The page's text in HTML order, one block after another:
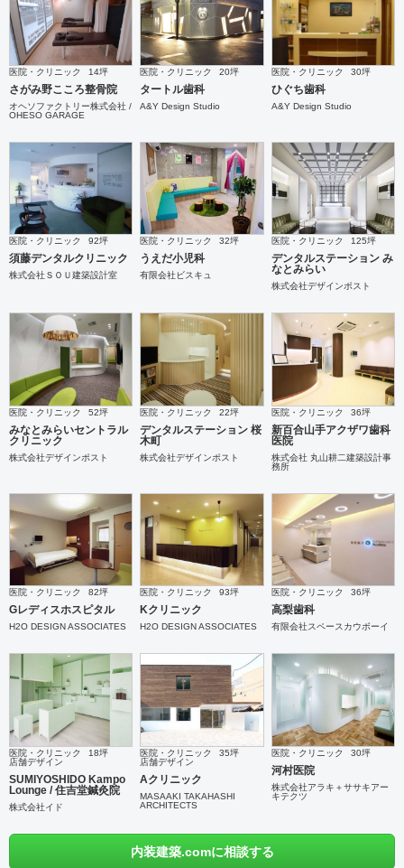
医院・クリニック 14坪
さがみ野こころ整骨院
オヘソファクトリー株式会社 /
OHESO GARAGE
医院・クリニック 20坪
タートル歯科
A&Y Design Studio
医院・クリニック 30坪
ひぐち歯科
A&Y Design Studio
医院・クリニック 92坪
須藤デンタルクリニック
株式会社ＳＯＵ建築設計室
医院・クリニック 32坪
うえだ小児科
有限会社ビスキュ
医院・クリニック 125坪
デンタルステーション み
なとみらい
株式会社デザインポスト
医院・クリニック 52坪
みなとみらいセントラル
クリニック
株式会社デザインポスト
医院・クリニック 22坪
デンタルステーション 桜
木町
株式会社デザインポスト
医院・クリニック 36坪
新百合山手アクザワ歯科
医院
株式会社 丸山耕二建築設計事
務所
医院・クリニック 82坪
Gレディスホスピタル
H2O DESIGN ASSOCIATES
医院・クリニック 93坪
Kクリニック
H2O DESIGN ASSOCIATES
医院・クリニック 36坪
高梨歯科
有限会社スペースカウボーイ
医院・クリニック
18坪
店舗デザイン
SUMIYOSHIDO Kampo
Lounge / 住吉堂鍼灸院
株式会社イド
医院・クリニック
35坪
店舗デザイン
Aクリニック
MASAAKI TAKAHASHI
ARCHITECTS
医院・クリニック 30坪
河村医院
株式会社アラキ＋ササキアー
キテクツ
内装建築.comに相談する